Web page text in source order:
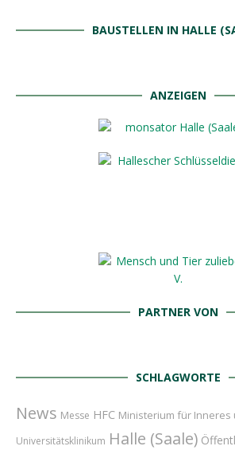
BAUSTELLEN IN HALLE
ANZEIGEN
PARTNER VON
SCHLAGWORTE
News Messe HFC Ministerium für Inneres
Universitätsklinikum Halle (Saale)